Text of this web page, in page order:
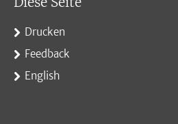
Drucken
Feedback
English